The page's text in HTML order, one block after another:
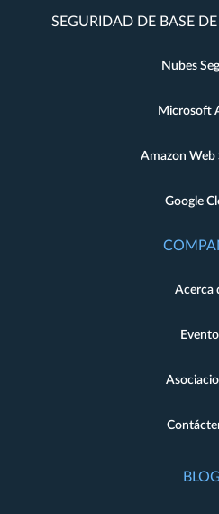
SEGURIDAD DE BASE
Nubes
Microsoft
Amazon Web
Google
Acerca
BLOG